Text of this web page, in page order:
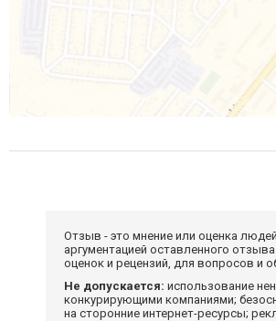
Отзыв - это мнение или оценка
аргументацией оставленного
оценок и рецензий, для вопросов и
Не допускается: использование
конкурирующими компаниями;
на сторонние интернет-ресурсы;